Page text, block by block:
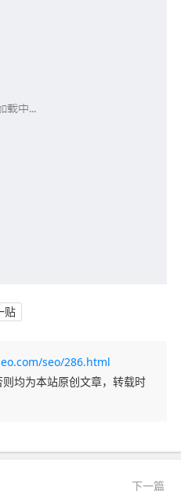
贴
seo/286.html
均为本站原创文章，转载时
下一篇